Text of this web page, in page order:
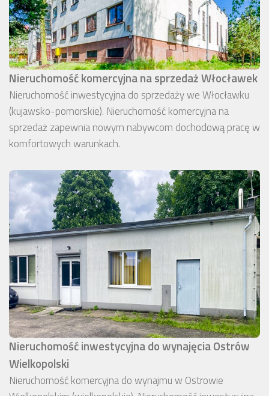
Nieruchomość komercyjna na sprzedaż Włocławek
Nieruchomość inwestycyjna do sprzedaży we Włocławku
(kujawsko-pomorskie). Nieruchomość komercyjna na
sprzedaż zapewnia nowym nabywcom dochodową pracę w
komfortowych warunkach.
Nieruchomość inwestycyjna do wynajęcia Ostrów
Wielkopolski
Nieruchomość komercyjna do wynajmu w Ostrowie